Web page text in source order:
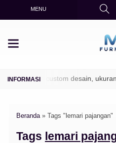
MENU
✔ Bisa custom desain, ukuran,
Beranda» Tags "lemari pajangan"
Tags lemari